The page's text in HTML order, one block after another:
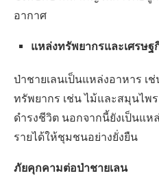
อากาศ
แหล่งทรัพยากรและเศรษ
ป่าชายเลนเป็นแหล่งอาหาร เ
ทรัพยากร เช่น ไม้และสมุนไ
ดำรงชีวิต นอกจากนี้ยังเป็นแห
รายได้ให้ชุมชนอย่างยั่งยืน
ภัยคุกคามต่อป่าชายเลน